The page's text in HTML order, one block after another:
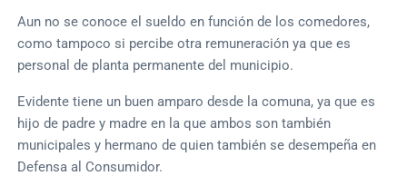
Aun no se conoce el sueldo en función de los comedores,
como tampoco si percibe otra remuneración ya que es
personal de planta permanente del municipio.
Evidente tiene un buen amparo desde la comuna, ya que es
hijo de padre y madre en la que ambos son también
municipales y hermano de quien también se desempeña en
Defensa al Consumidor.